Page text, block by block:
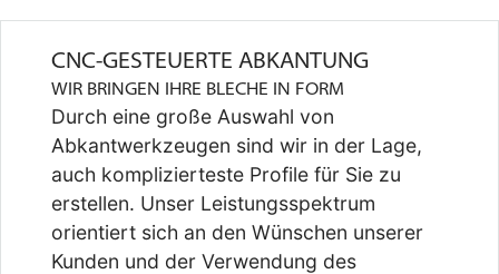
CNC-GESTEUERTE ABKANTUNG
WIR BRINGEN IHRE BLECHE IN FORM
Durch eine große Auswahl von
Abkantwerkzeugen sind wir in der Lage,
auch komplizierteste Profile für Sie zu
erstellen. Unser Leistungsspektrum
orientiert sich an den Wünschen unserer
Kunden und der Verwendung des